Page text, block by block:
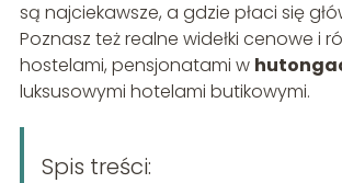
są najciekawsze, a gdzie płaci się
Poznasz też realne widełki cenowe i
hostelami, pensjonatami w
luksusowymi hotelami butikowymi.
Spis treści: